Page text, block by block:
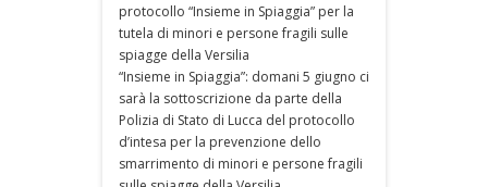
protocollo “Insieme in Spiaggia” per la
tutela di minori e persone fragili sulle
spiagge della Versilia
“Insieme in Spiaggia”: domani 5 giugno ci
sarà la sottoscrizione da parte della
Polizia di Stato di Lucca del protocollo
d’intesa per la prevenzione dello
smarrimento di minori e persone fragili